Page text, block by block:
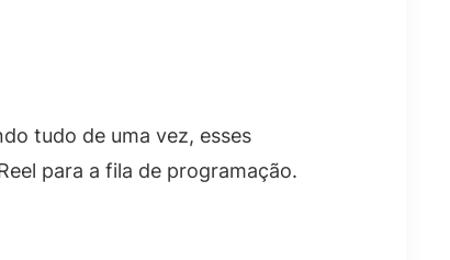
tudo de uma vez, esses
para a fila de programação.